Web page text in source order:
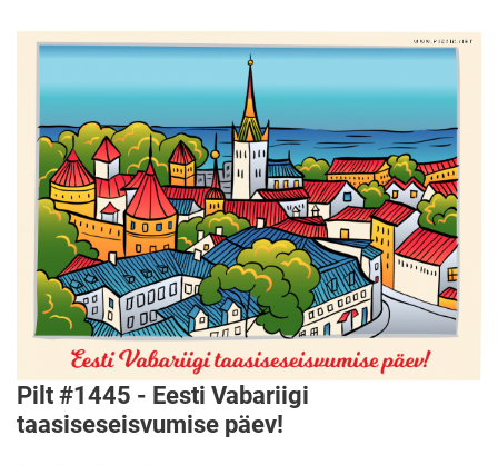
Pilt #1445 - Eesti Vabariigi
taasiseseisvumise päev!